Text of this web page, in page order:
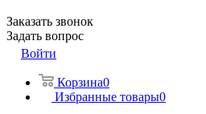
Заказать звонок
Задать вопрос
Войти
Корзина0
Избранные товары0